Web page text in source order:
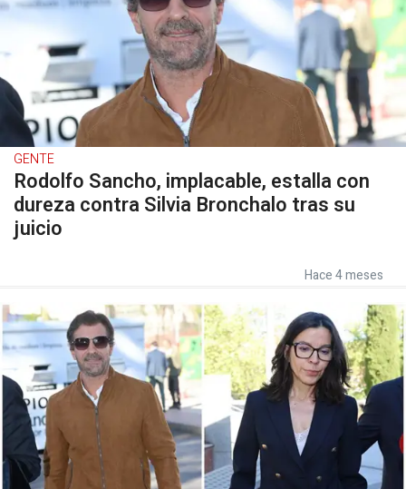
GENTE
Rodolfo Sancho, implacable, estalla con
dureza contra Silvia Bronchalo tras su
juicio
Hace 4 meses